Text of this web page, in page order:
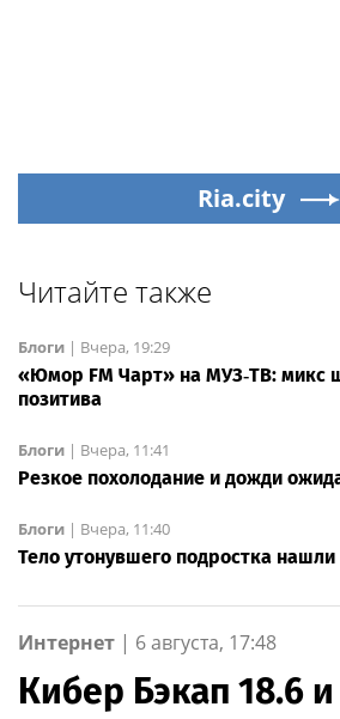
Ria.city
Читайте также
Блоги | Вчера, 19:29
«Юмор FM Чарт» на МУЗ‑ТВ: микс
позитива
Блоги | Вчера, 11:41
Резкое похолодание и дожди
Блоги | Вчера, 11:40
Тело утонувшего подростка
Интернет | 6 августа, 17:48
Кибер Бэкап 18.6